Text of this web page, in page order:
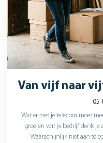
Van vijf naar
05-
Wat er met je telecom moet
groeien van je bedrijf denk je
Waarschijnlijk niet aan